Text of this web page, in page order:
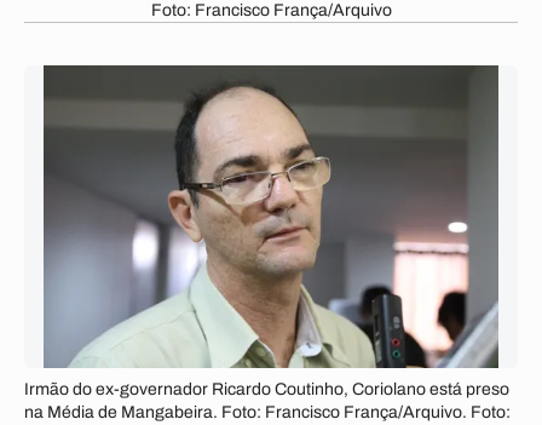
Foto: Francisco França/Arquivo
Irmão do ex-governador Ricardo Coutinho, Coriolano está preso
na Média de Mangabeira. Foto: Francisco França/Arquivo. Foto: